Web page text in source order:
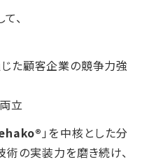
、
た顧客企業の競争力強
立
」を中核とした分
の実装力を磨き続け、